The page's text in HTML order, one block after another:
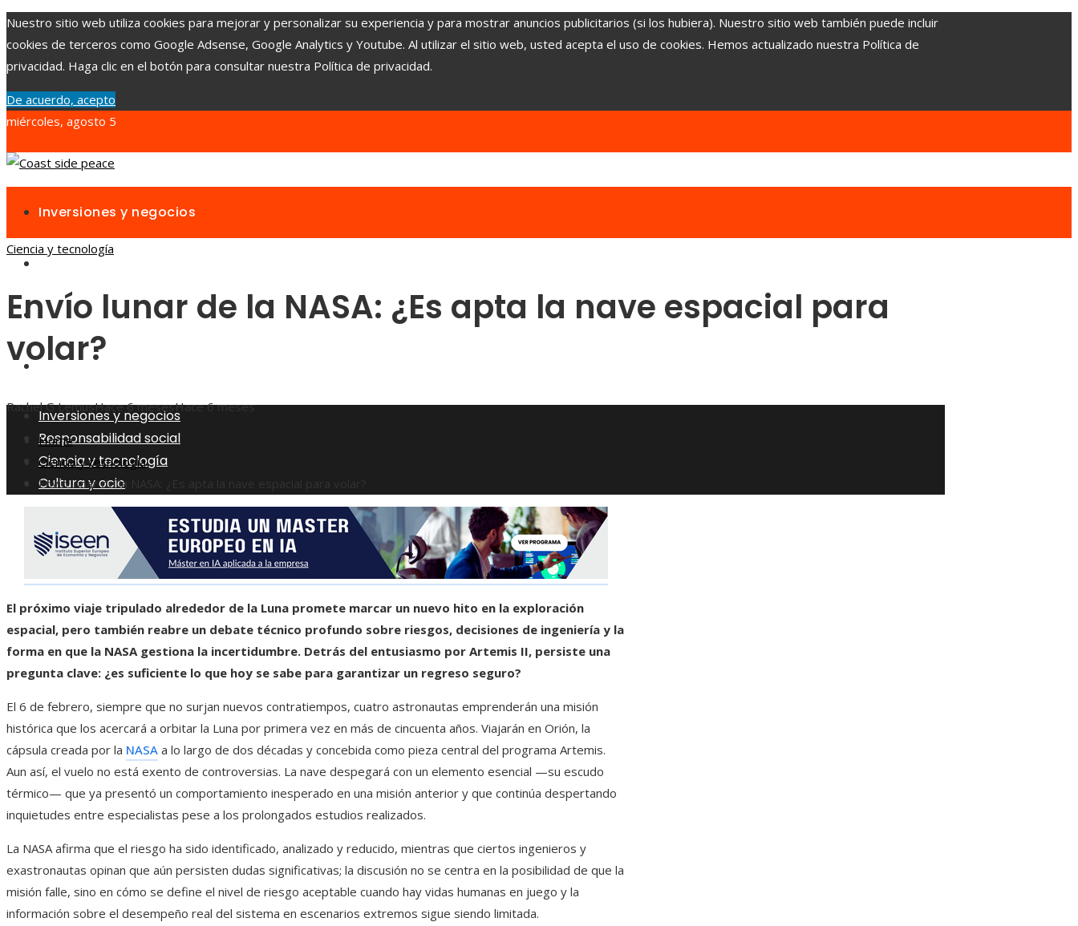
Nuestro sitio web utiliza cookies para mejorar y personalizar su experiencia y para mostrar anuncios publicitarios (si los hubiera). Nuestro sitio web también puede incluir
cookies de terceros como Google Adsense, Google Analytics y Youtube. Al utilizar el sitio web, usted acepta el uso de cookies. Hemos actualizado nuestra Política de
privacidad. Haga clic en el botón para consultar nuestra Política de privacidad.
De acuerdo, acepto
miércoles, agosto 5
Inversiones y negocios
Ciencia y tecnología
Cultura y ocio
Inversiones y negocios
Responsabilidad social
Ciencia y tecnología
Cultura y ocio
Ciencia y tecnología
Envío lunar de la NASA: ¿Es apta la nave espacial para
volar?
Rachel G LemusHace 6 mesesHace 6 meses
Home
Ciencia y tecnología
Envío lunar de la NASA: ¿Es apta la nave espacial para volar?
El próximo viaje tripulado alrededor de la Luna promete marcar un nuevo hito en la exploración
espacial, pero también reabre un debate técnico profundo sobre riesgos, decisiones de ingeniería y la
forma en que la NASA gestiona la incertidumbre. Detrás del entusiasmo por Artemis II, persiste una
pregunta clave: ¿es suficiente lo que hoy se sabe para garantizar un regreso seguro?
El 6 de febrero, siempre que no surjan nuevos contratiempos, cuatro astronautas emprenderán una misión
histórica que los acercará a orbitar la Luna por primera vez en más de cincuenta años. Viajarán en Orión, la
cápsula creada por la NASA a lo largo de dos décadas y concebida como pieza central del programa Artemis.
Aun así, el vuelo no está exento de controversias. La nave despegará con un elemento esencial —su escudo
térmico— que ya presentó un comportamiento inesperado en una misión anterior y que continúa despertando
inquietudes entre especialistas pese a los prolongados estudios realizados.
La NASA afirma que el riesgo ha sido identificado, analizado y reducido, mientras que ciertos ingenieros y
exastronautas opinan que aún persisten dudas significativas; la discusión no se centra en la posibilidad de que la
misión falle, sino en cómo se define el nivel de riesgo aceptable cuando hay vidas humanas en juego y la
información sobre el desempeño real del sistema en escenarios extremos sigue siendo limitada.